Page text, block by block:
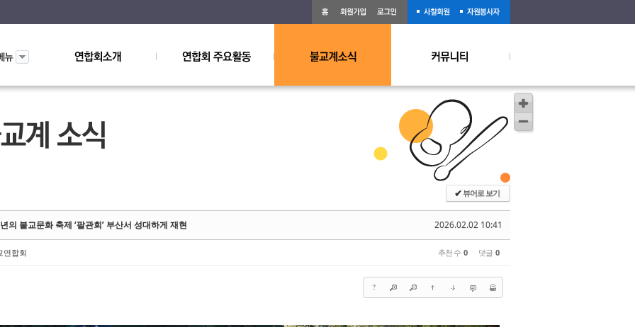
✔뷰어로 보기
2026.02.02 10:41
의 불교문화 축제 ‘팔관회’ 부산서 성대하게 재현
연합회 추천 수 0 댓글 0
?
스케치북5
스케치북5